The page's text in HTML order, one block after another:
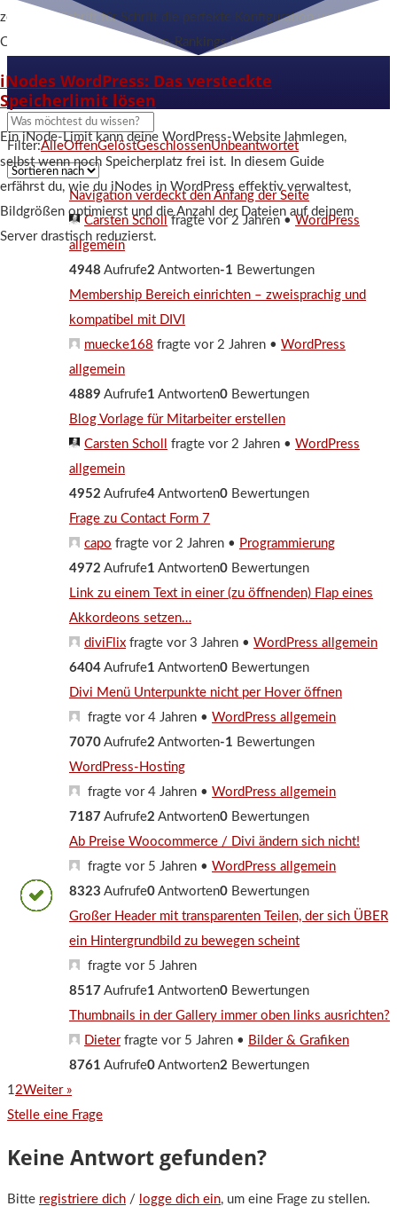
zeigen dir Schritt für Schritt die perfekte Konfiguration und
Content-Optimierung für Top-Rankings bei Google.
iNodes WordPress: Das versteckte
Speicherlimit lösen
Ein iNode-Limit kann deine WordPress-Website lahmlegen,
selbst wenn noch Speicherplatz frei ist. In diesem Guide
erfährst du, wie du iNodes in WordPress effektiv verwaltest,
Bildgrößen optimierst und die Anzahl der Dateien auf deinem
Server drastisch reduzierst.
Filter:AlleOffenGelöstGeschlossenUnbeantwortet
Navigation verdeckt den Anfang der Seite
Carsten Scholl
fragte vor 2 Jahren • WordPress
allgemein
4948 Aufrufe2 Antworten-1 Bewertungen
Membership Bereich einrichten – zweisprachig und
kompatibel mit DIVI
muecke168 fragte vor 2 Jahren • WordPress
allgemein
4889 Aufrufe1 Antworten0 Bewertungen
Blog Vorlage für Mitarbeiter erstellen
Carsten Scholl
fragte vor 2 Jahren • WordPress
allgemein
4952 Aufrufe4 Antworten0 Bewertungen
Frage zu Contact Form 7
capo fragte vor 2 Jahren • Programmierung
4972 Aufrufe1 Antworten0 Bewertungen
Link zu einem Text in einer (zu öffnenden) Flap eines
Akkordeons setzen…
diviFlix fragte vor 3 Jahren • WordPress allgemein
6404 Aufrufe1 Antworten0 Bewertungen
Divi Menü Unterpunkte nicht per Hover öffnen
fragte vor 4 Jahren • WordPress allgemein
7070 Aufrufe2 Antworten-1 Bewertungen
WordPress-Hosting
fragte vor 4 Jahren • WordPress allgemein
7187 Aufrufe2 Antworten0 Bewertungen
Ab Preise Woocommerce / Divi ändern sich nicht!
fragte vor 5 Jahren • WordPress allgemein
8323 Aufrufe0 Antworten0 Bewertungen
Großer Header mit transparenten Teilen, der sich ÜBER
ein Hintergrundbild zu bewegen scheint
fragte vor 5 Jahren
8517 Aufrufe1 Antworten0 Bewertungen
Thumbnails in der Gallery immer oben links ausrichten?
Dieterfragte vor 5 Jahren • Bilder & Grafiken
8761 Aufrufe0 Antworten2 Bewertungen
12Weiter »
Stelle eine Frage
Keine Antwort gefunden?
Bitte registriere dich / logge dich ein, um eine Frage zu stellen.